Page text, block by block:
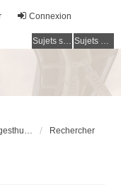
Connexion
Sujets sans réponse Sujets actifs
https://dailydigesthub.com Rechercher